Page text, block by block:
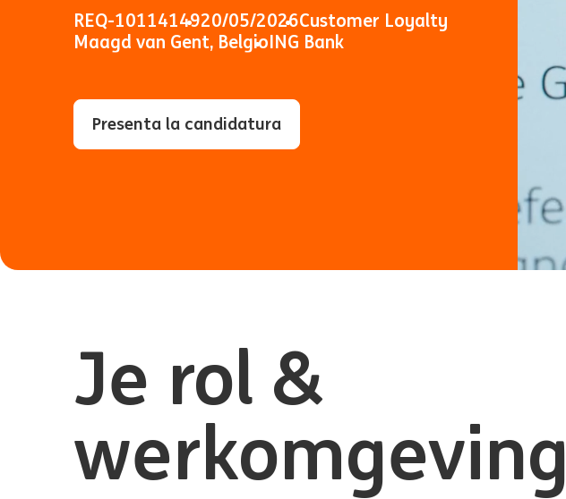
REQ-1011414920/05/2026Customer Loyalty
Maagd van Gent, BelgioING Bank
Presenta la candidatura
Je rol &
werkomgeving